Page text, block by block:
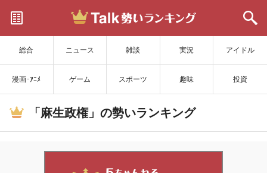
総合 ニュース 雑談 実況 アイドル
漫画･ｱﾆﾒ ゲーム スポーツ 趣味 投資
サイトを更新
「麻生政権」の勢いランキング